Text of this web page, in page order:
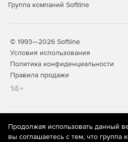
Группа компаний Softline
© 1993—2026 Softline
Условия использования
Политика конфиденциальности
Правила продажи
14+
На информационном ресурсе
рекомендательные технологии
Продолжая использовать данный
вы соглашаетесь с тем, что группа